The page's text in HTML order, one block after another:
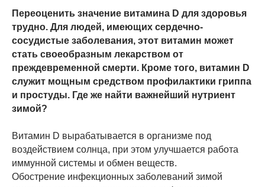
Переоценить значение витамина D для здоровья
трудно. Для людей, имеющих сердечно-
сосудистые заболевания, этот витамин может
стать своеобразным лекарством от
преждевременной смерти. Кроме того, витамин D
служит мощным средством профилактики гриппа
и простуды. Где же найти важнейший нутриент
зимой?
Витамин D вырабатывается в организме под
воздействием солнца, при этом улучшается работа
иммунной системы и обмен веществ.
Обострение инфекционных заболеваний зимой